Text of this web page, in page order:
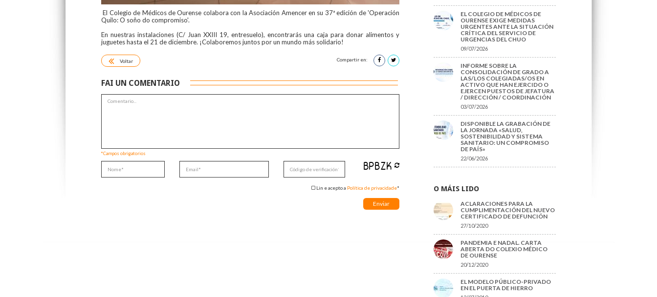
El Colegio de Médicos de Ourense colabora con la Asociación Amencer en su 37ª edición de 'Operación
Quilo: O soño do compromiso'.
En nuestras instalaciones (C/ Juan XXIII 19, entresuelo), encontrarás una caja para donar alimentos y
juguetes hasta el 21 de diciembre. ¡Colaboremos juntos por un mundo más solidario!
Voltar Compartir en:
FAI UN COMENTARIO
*Campos obrigatorios
Lin e acepto a Política de privacidade*
EL COLEGIO DE MÉDICOS DE
OURENSE EXIGE MEDIDAS
URGENTES ANTE LA SITUACIÓN
CRÍTICA DEL SERVICIO DE
URGENCIAS DEL CHUO
09/07/2026
INFORME SOBRE LA
CONSOLIDACIÓN DE GRADO A
LAS/LOS COLEGIADAS/OS EN
ACTIVO QUE HAN EJERCIDO O
EJERCEN PUESTOS DE JEFATURA
/ DIRECCIÓN / COORDINACIÓN
03/07/2026
DISPONIBLE LA GRABACIÓN DE
LA JORNADA «SALUD,
SOSTENIBILIDAD Y SISTEMA
SANITARIO: UN COMPROMISO
DE PAÍS»
22/06/2026
O MÁIS LIDO
ACLARACIONES PARA LA
CUMPLIMENTACIÓN DEL NUEVO
CERTIFICADO DE DEFUNCIÓN
27/10/2020
PANDEMIA E NADAL. CARTA
ABERTA DO COLEXIO MÉDICO
DE OURENSE
20/12/2020
EL MODELO PÚBLICO-PRIVADO
EN EL PUERTA DE HIERRO